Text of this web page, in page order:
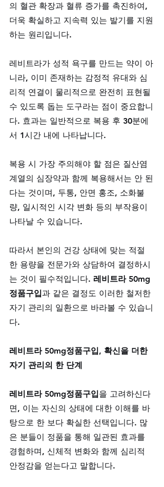
의 혈관 확장과 혈류 증가를 촉진하여,
더욱 확실하고 지속력 있는 발기를 지원
하는 원리입니다.
레비트라가 성적 욕구를 만드는 약이 아
니라, 이미 존재하는 감정적 유대와 심
리적 연결이 물리적으로 완전히 표현될
수 있도록 돕는 도구라는 점이 중요합니
다. 효과는 일반적으로 복용 후 30분에
서 1시간 내에 나타납니다.
복용 시 가장 주의해야 할 점은 질산염
계열의 심장약과 함께 복용해서는 안 된
다는 것이며, 두통, 안면 홍조, 소화불
량, 일시적인 시각 변화 등의 부작용이
나타날 수 있습니다.
따라서 본인의 건강 상태에 맞는 적절
한 용량을 전문가와 상담하여 결정하시
는 것이 필수적입니다. 레비트라 50mg
정품구입과 같은 결정도 이러한 철저한
자기 관리의 일환으로 바라볼 수 있습니
다.
레비트라 50mg정품구입, 확신을 더한
자기 관리의 한 단계
레비트라 50mg정품구입을 고려하신다
면, 이는 자신의 상태에 대한 이해를 바
탕으로 한 보다 확실한 선택입니다. 많
은 분들이 정품을 통해 일관된 효과를
경험하며, 신체적 변화와 함께 심리적
안정감을 얻는다고 말합니다.